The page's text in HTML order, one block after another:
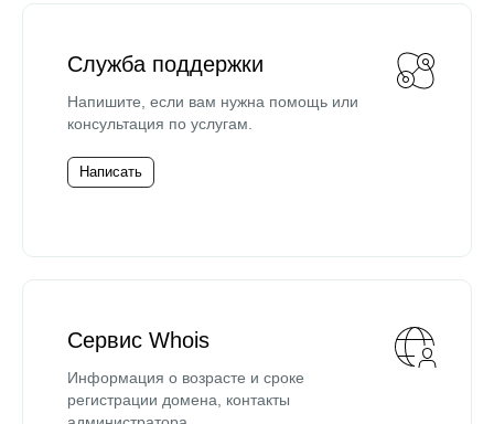
Служба поддержки
Напишите, если вам нужна помощь или
консультация по услугам.
Написать
Сервис Whois
Информация о возрасте и сроке
регистрации домена, контакты